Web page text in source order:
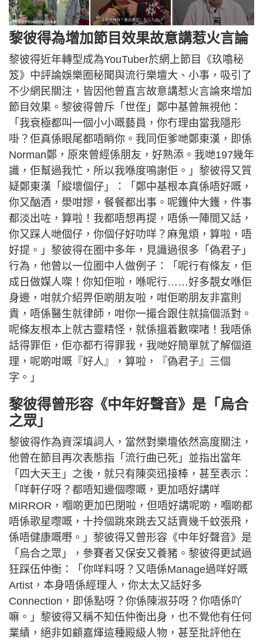
黎彼得為增加節目效果故意講惹火言論
黎彼得近年轉型成為YouTuber於網上節目《玖噏秘
笈》中評論娛樂圈秘聞與流行樂壇大、小事，吸引了
不少網民關注，皆因他曾直言故意講惹火言論來增加
節目效果。黎彼得曾斥「世侄」鄭中基曾無視他：
「我衰極都叫一個小小嘅藝員，你冇理由當我隱形
啩？佢真係眼尾都唔睄你。我同佢爹哋鄭東漢，即係
Norman鄭，原來曾經係朋友，好熟添。我哋197幾年
識，佢幫過我忙，所以我喺度鳴謝佢。」黎彼得又質
疑鄭東漢「縱壞個仔」：「鄭中基根本真係唔好嘅，
你又酗酒，澩咁嫪，餐餐都出事。呢鑊仲大鑊，件事
都淡出咗，算啦！我都唔想再提，唔係一陣間又話，
你又踩人哋個仔，你個仔好叻咩？麻鬼煩，算啦，唔
好提。」黎彼得在圈中多年，見識過很多「偽君子」
行為，他曾以一位圈中人做例子：「呢行有條友，佢
成日做媒人㗎！你知佢啦，喺呢行……好多靚女喺佢
身邊，咁就介紹畀佢啲朋友啦，咁佢啲朋友非富則
貴，唔係醫生就律師，咁你一撮合跟住就搞個派對。
呢條友根本上就古靈精怪，就係搵着數㗎啫！我唔係
話得罪佢，佢亦都冇得罪我，我哋好簡單就了解個道
理，呢啲咁嘅『好人』，算啦，『偽君子』三個
字。」
黎彼得曾形容《中年好聲音》是「烏合
之眾」
黎彼得作為資深填詞人，當然對樂壇依然高度關注，
他曾在節目再次表態指「流行曲已死」並指出當年
「四大天王」之後，就只有陳奕迅接棒，甚至表示：
「咩軒仔呀？都唔知邊個嚟嘅，更加唔好講咩
MIRROR，嗰啲更加巴閉啦，但唔好講呢啲，嗰啲都
唔係歌星嚟嘅，十拎個跳來跳去又話賣幾千蚊張飛，
係唔健康嘅嘢。」黎彼得又曾形容《中年好聲音》是
「烏合之眾」，參賽者又保安又養豬。黎彼得更試過
狂踩伍仲衡：「你咩料呀？又唔係Manage過咩好嘅
Artist，本身唔係經理人，你太太又話好多
Connection，即係點呀？你係陳淑芬呀？你唔係吖
嘛。」黎彼得又稱不知伍仲衡出身，也不覺他有任何
業績，絕非如顧嘉煇這種殿級人物，甚至批評他在